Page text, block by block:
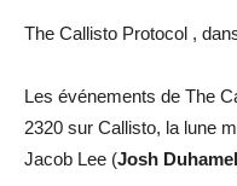
The Callisto Protocol ,
Les événements de The
2320 sur Callisto, la lune
Jacob Lee (Josh Duhamel